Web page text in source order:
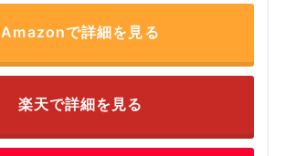
Amazonで詳細を見る
楽天で詳細を見る